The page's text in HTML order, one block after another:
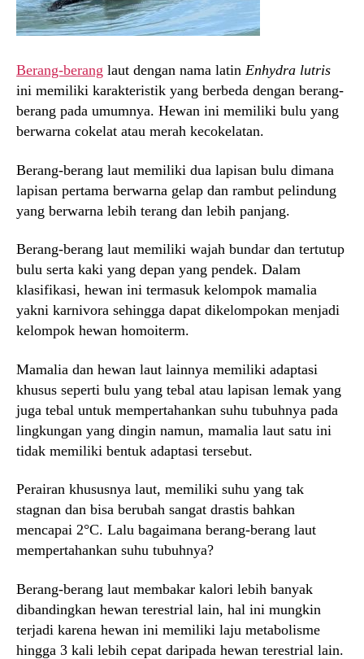
Berang-berang laut dengan nama latin Enhydra lutris
ini memiliki karakteristik yang berbeda dengan berang-
berang pada umumnya. Hewan ini memiliki bulu yang
berwarna cokelat atau merah kecokelatan.
Berang-berang laut memiliki dua lapisan bulu dimana
lapisan pertama berwarna gelap dan rambut pelindung
yang berwarna lebih terang dan lebih panjang.
Berang-berang laut memiliki wajah bundar dan tertutup
bulu serta kaki yang depan yang pendek. Dalam
klasifikasi, hewan ini termasuk kelompok mamalia
yakni karnivora sehingga dapat dikelompokan menjadi
kelompok hewan homoiterm.
Mamalia dan hewan laut lainnya memiliki adaptasi
khusus seperti bulu yang tebal atau lapisan lemak yang
juga tebal untuk mempertahankan suhu tubuhnya pada
lingkungan yang dingin namun, mamalia laut satu ini
tidak memiliki bentuk adaptasi tersebut.
Perairan khususnya laut, memiliki suhu yang tak
stagnan dan bisa berubah sangat drastis bahkan
mencapai 2°C. Lalu bagaimana berang-berang laut
mempertahankan suhu tubuhnya?
Berang-berang laut membakar kalori lebih banyak
dibandingkan hewan terestrial lain, hal ini mungkin
terjadi karena hewan ini memiliki laju metabolisme
hingga 3 kali lebih cepat daripada hewan terestrial lain.